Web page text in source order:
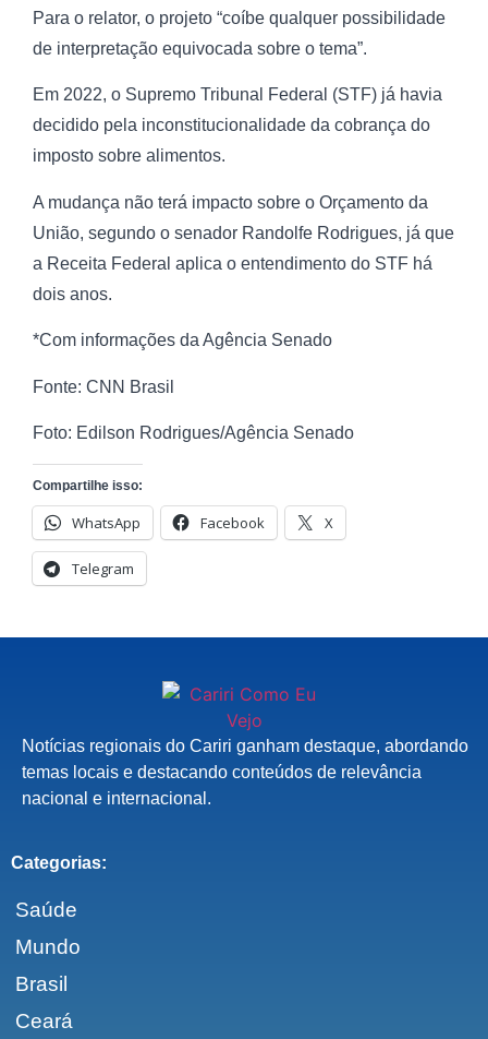
Para o relator, o projeto “coíbe qualquer possibilidade
de interpretação equivocada sobre o tema”.
Em 2022, o Supremo Tribunal Federal (STF) já havia
decidido pela inconstitucionalidade da cobrança do
imposto sobre alimentos.
A mudança não terá impacto sobre o Orçamento da
União, segundo o senador Randolfe Rodrigues, já que
a Receita Federal aplica o entendimento do STF há
dois anos.
*Com informações da Agência Senado
Fonte: CNN Brasil
Foto: Edilson Rodrigues/Agência Senado
Compartilhe isso:
WhatsApp Facebook X
Telegram
Notícias regionais do Cariri ganham destaque, abordando
temas locais e destacando conteúdos de relevância
nacional e internacional.
Categorias:
Saúde
Mundo
Brasil
Ceará